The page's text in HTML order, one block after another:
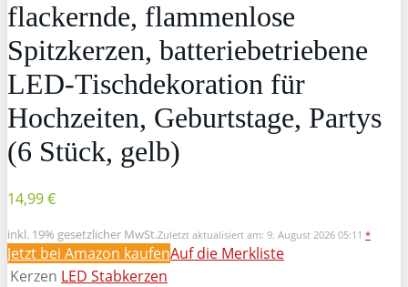
flackernde, flammenlose
Spitzkerzen, batteriebetriebene
LED-Tischdekoration für
Hochzeiten, Geburtstage, Partys
(6 Stück, gelb)
14,99 €
inkl. 19% gesetzlicher MwSt.Zuletzt aktualisiert am: 9. August 2026 05:11 *
Jetzt bei Amazon kaufenAuf die Merkliste
Kerzen LED Stabkerzen